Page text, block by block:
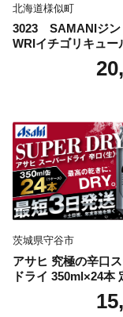
北海道様似町
3023 SAMANIジ
WRIイチゴリキュ
ト（箱入り）【大人
お酒 洋酒 スピリッ
セット 詰め合わせ
ソーダ割り アルコ
ク ソーダ ジントニ
茨城県守谷市
アサヒ 究極の辛口
ドライ 350ml×24本
ル 缶ビール 酒 お酒